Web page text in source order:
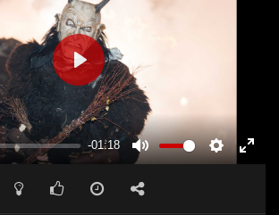
-01:18
MUTE SETTINGS
PLAY